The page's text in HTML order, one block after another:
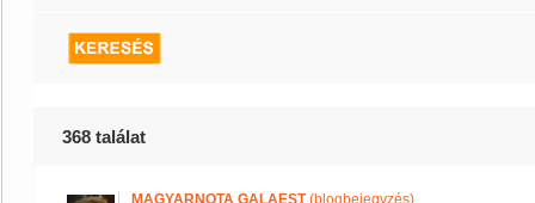
368 találat
MAGYARNOTA GALAEST(blogbejegyzés)